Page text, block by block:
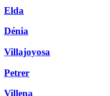
Elda
Dénia
Villajoyosa
Petrer
Villena